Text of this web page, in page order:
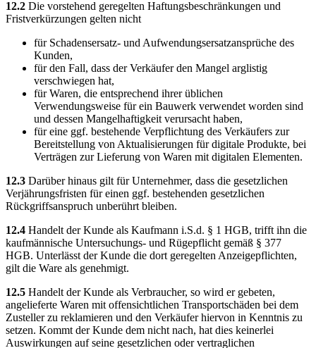
12.2 Die vorstehend geregelten Haftungsbeschränkungen und
Fristverkürzungen gelten nicht
für Schadensersatz- und Aufwendungsersatzansprüche des
Kunden,
für den Fall, dass der Verkäufer den Mangel arglistig
verschwiegen hat,
für Waren, die entsprechend ihrer üblichen
Verwendungsweise für ein Bauwerk verwendet worden sind
und dessen Mangelhaftigkeit verursacht haben,
für eine ggf. bestehende Verpflichtung des Verkäufers zur
Bereitstellung von Aktualisierungen für digitale Produkte, bei
Verträgen zur Lieferung von Waren mit digitalen Elementen.
12.3 Darüber hinaus gilt für Unternehmer, dass die gesetzlichen
Verjährungsfristen für einen ggf. bestehenden gesetzlichen
Rückgriffsanspruch unberührt bleiben.
12.4 Handelt der Kunde als Kaufmann i.S.d. § 1 HGB, trifft ihn die
kaufmännische Untersuchungs- und Rügepflicht gemäß § 377
HGB. Unterlässt der Kunde die dort geregelten Anzeigepflichten,
gilt die Ware als genehmigt.
12.5 Handelt der Kunde als Verbraucher, so wird er gebeten,
angelieferte Waren mit offensichtlichen Transportschäden bei dem
Zusteller zu reklamieren und den Verkäufer hiervon in Kenntnis zu
setzen. Kommt der Kunde dem nicht nach, hat dies keinerlei
Auswirkungen auf seine gesetzlichen oder vertraglichen